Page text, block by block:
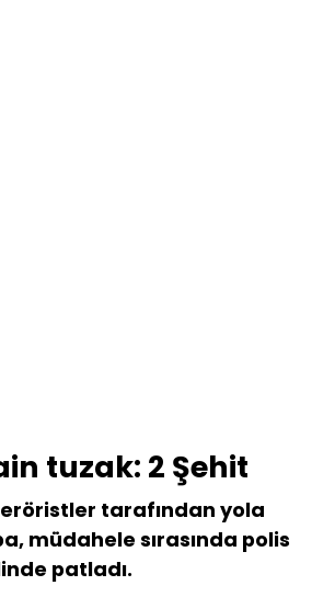
tuzak: 2 Şehit
teröristler tarafından yola
müdahele sırasında polis
patladı.